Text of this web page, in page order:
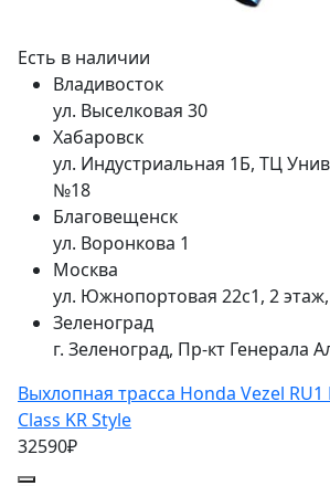
Есть в наличии
Владивосток
ул. Выселковая 30
Хабаровск
ул. Индустриальная 1Б, ТЦ
№18
Благовещенск
ул. Воронкова 1
Москва
ул. Южнопортовая 22с1, 2
Зеленоград
г. Зеленоград, Пр-кт Генерала
Выхлопная трасса Honda Vezel
Class KR Style
32590₽